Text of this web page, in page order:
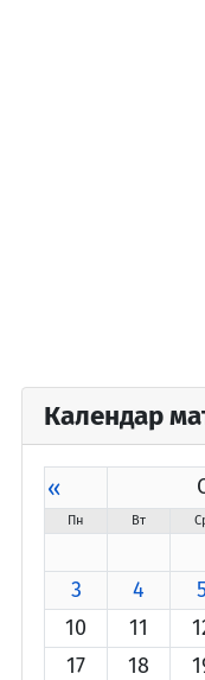
Календар
«
Пн Вт
3
4
10
11
17
18